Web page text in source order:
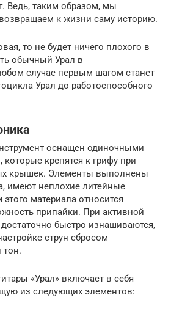
Ведь, таким образом, мы
к жизни саму историю.
то не будет ничего плохого в
обычный Урал в
случае первым шагом станет
Урал до работоспособного
оснащен одиночными
крепятся к грифу при
крышек. Элементы выполнены
имеют неплохие литейные
материала относится
припайки. При активной
быстро изнашиваются,
струн сбросом
тон.
«Урал» включает в себя
из следующих элементов: